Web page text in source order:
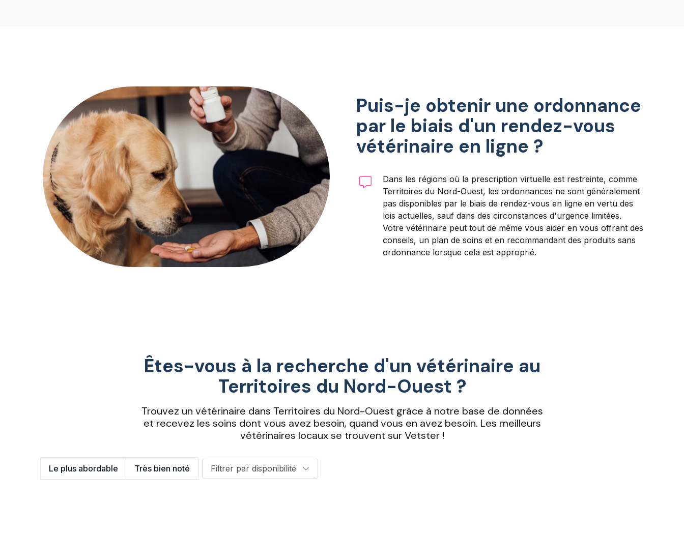
Puis-je obtenir une ordonnance
par le biais d'un rendez-vous
vétérinaire en ligne ?
Dans les régions où la prescription virtuelle est restreinte, comme
Territoires du Nord-Ouest, les ordonnances ne sont généralement
pas disponibles par le biais de rendez-vous en ligne en vertu des
lois actuelles, sauf dans des circonstances d'urgence limitées.
Votre vétérinaire peut tout de même vous aider en vous offrant des
conseils, un plan de soins et en recommandant des produits sans
ordonnance lorsque cela est approprié.
Êtes-vous à la recherche d'un vétérinaire au
Territoires du Nord-Ouest ?
Trouvez un vétérinaire dans Territoires du Nord-Ouest grâce à notre base de données
et recevez les soins dont vous avez besoin, quand vous en avez besoin. Les meilleurs
vétérinaires locaux se trouvent sur Vetster !
Le plus abordable Très bien noté Filtrer par disponibilité